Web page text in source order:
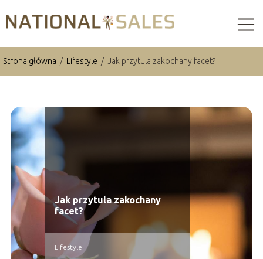
Strona główna / Lifestyle / Jak przytula zakochany facet?
Jak przytula zakochany
facet?
Lifestyle